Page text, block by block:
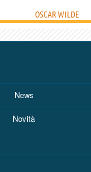
OSCAR WILDE
News
Novità